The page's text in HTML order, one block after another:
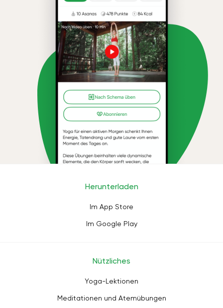
Herunterladen
Im App Store
Im Google Play
Nützliches
Yoga-Lektionen
Meditationen und Atemübungen